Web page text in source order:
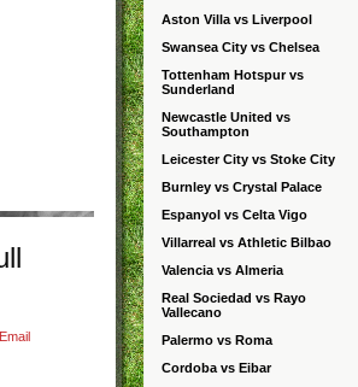
Aston Villa vs Liverpool
Swansea City vs Chelsea
Tottenham Hotspur vs
Sunderland
Newcastle United vs
Southampton
Leicester City vs Stoke City
Burnley vs Crystal Palace
Espanyol vs Celta Vigo
Villarreal vs Athletic Bilbao
Valencia vs Almeria
Real Sociedad vs Rayo
Vallecano
Palermo vs Roma
Cordoba vs Eibar